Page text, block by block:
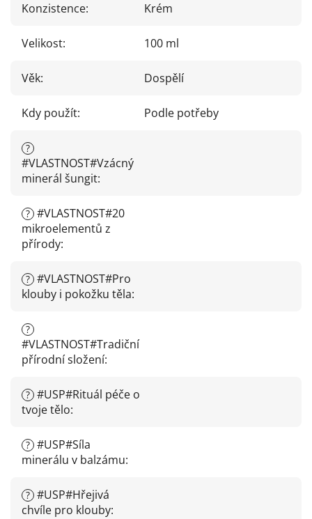
Konzistence: Krém
Velikost: 100 ml
Věk: Dospělí
Kdy použít: Podle potřeby
?
#VLASTNOST#Vzácný
minerál šungit:
? #VLASTNOST#20
mikroelementů z
přírody:
? #VLASTNOST#Pro
klouby i pokožku těla:
?
#VLASTNOST#Tradiční
přírodní složení:
? #USP#Rituál péče o
tvoje tělo:
? #USP#Síla
minerálu v balzámu:
? #USP#Hřejivá
chvíle pro klouby: